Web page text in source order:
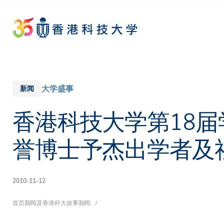
main
content
新闻 大学盛事
香港科技大学第18
誉博士予杰出学者及
2010-11-12
首页新闻及香港科大故事新闻